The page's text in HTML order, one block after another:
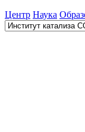
Центр Наука